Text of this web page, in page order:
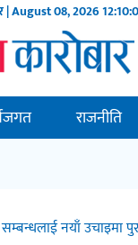
| August 08, 2026
राजनीति
नयाँ उचाइमा